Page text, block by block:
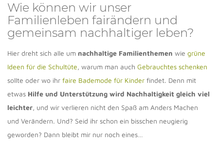
Wie können wir unser
Familienleben fairändern und
gemeinsam nachhaltiger leben?
Hier dreht sich alle um nachhaltige Familienthemen wie grüne
Ideen für die Schultüte, warum man auch Gebrauchtes schenken
sollte oder wo ihr faire Bademode für Kinder findet. Denn mit
etwas Hilfe und Unterstützung wird Nachhaltigkeit gleich viel
leichter, und wir verlieren nicht den Spaß am Anders Machen
und Verändern. Und? Seid ihr schon ein bisschen neugierig
geworden? Dann bleibt mir nur noch eines…